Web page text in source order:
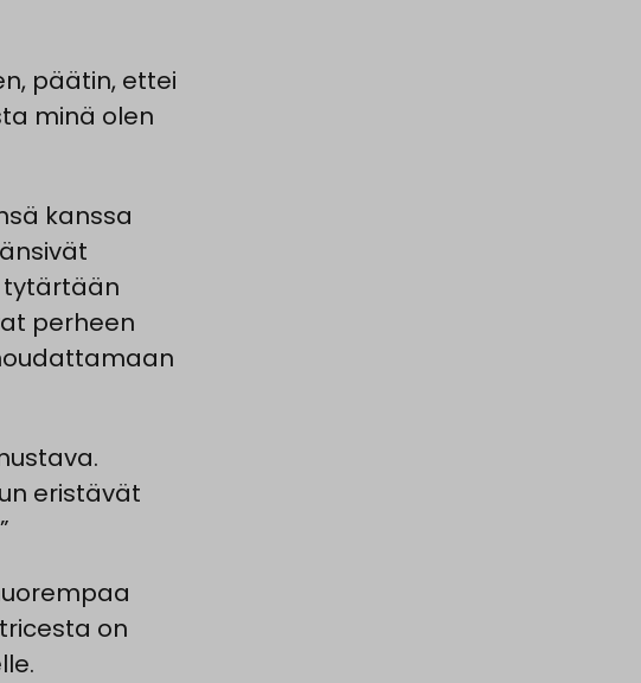
päätin, ettei
minä olen
kanssa
tytärtään
perheen
eristävät
on